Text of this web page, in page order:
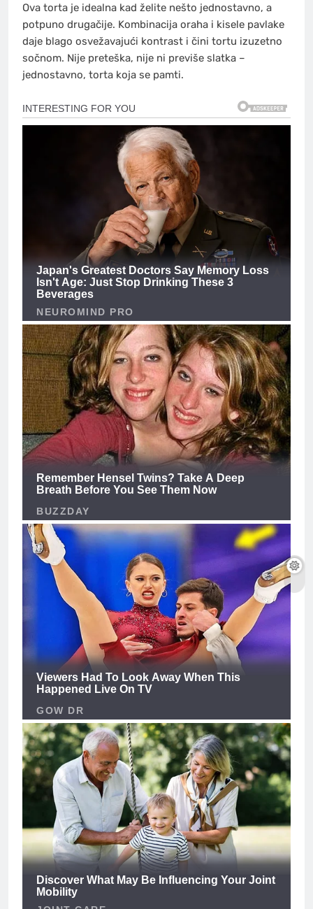
Ova torta je idealna kad želite nešto jednostavno, a
potpuno drugačije. Kombinacija oraha i kisele pavlake
daje blago osvežavajući kontrast i čini tortu izuzetno
sočnom. Nije preteška, nije ni previše slatka –
jednostavno, torta koja se pamti.